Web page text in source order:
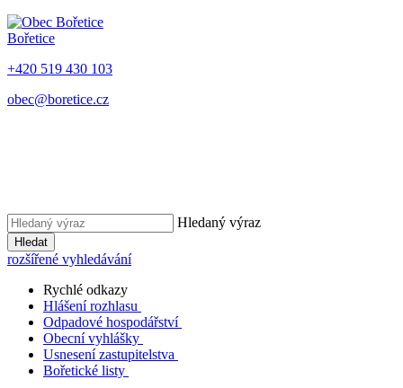
Bořetice
+420 519 430 103
obec@boretice.cz
Hledaný výraz
Hledat
rozšířené vyhledávání
Rychlé odkazy
Hlášení rozhlasu
Odpadové hospodářství
Obecní vyhlášky
Usnesení zastupitelstva
Bořetické listy